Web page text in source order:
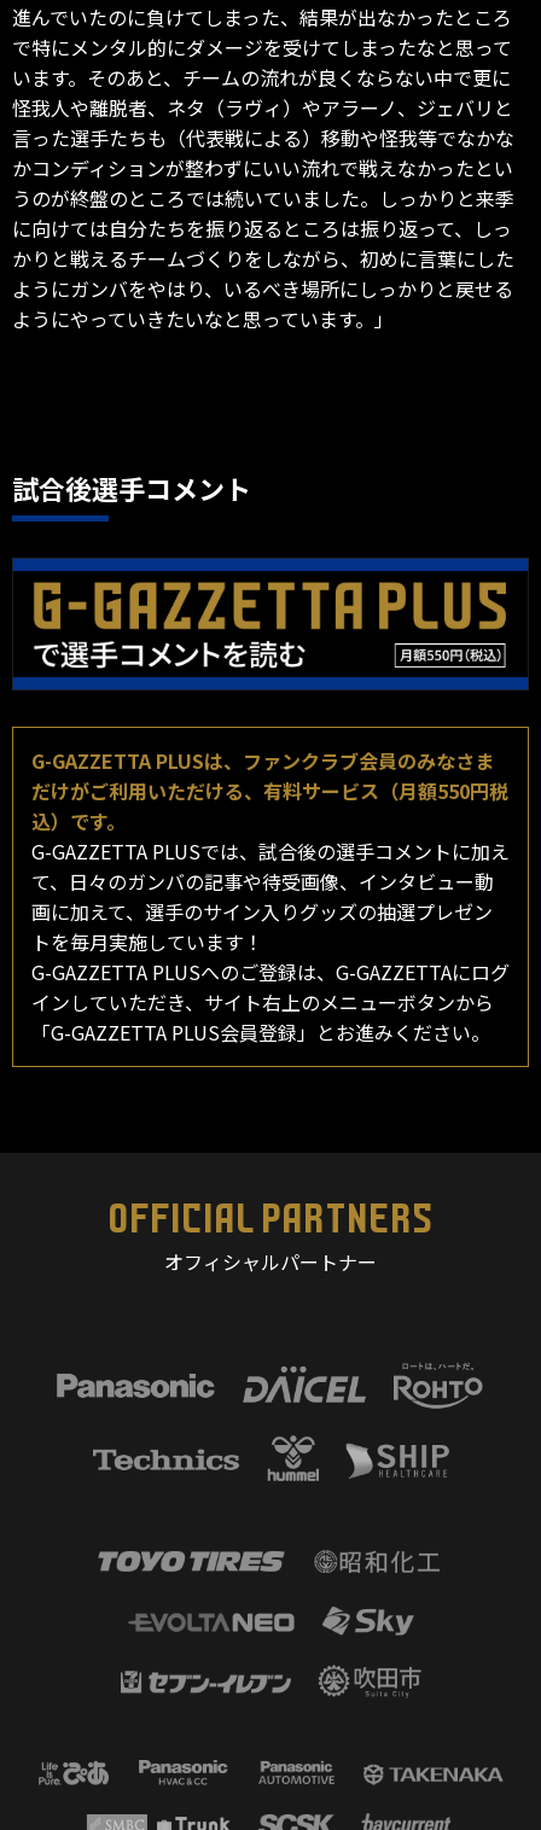
進んでいたのに負けてしまった、結果が出なかったところ
で特にメンタル的にダメージを受けてしまったなと思って
います。そのあと、チームの流れが良くならない中で更に
怪我人や離脱者、ネタ（ラヴィ）やアラーノ、ジェバリと
言った選手たちも（代表戦による）移動や怪我等でなかな
かコンディションが整わずにいい流れで戦えなかったとい
うのが終盤のところでは続いていました。しっかりと来季
に向けては自分たちを振り返るところは振り返って、しっ
かりと戦えるチームづくりをしながら、初めに言葉にした
ようにガンバをやはり、いるべき場所にしっかりと戻せる
ようにやっていきたいなと思っています。」
試合後選手コメント
G-GAZZETTA PLUSは、ファンクラブ会員のみなさま
だけがご利用いただける、有料サービス（月額550円税
込）です。
G-GAZZETTA PLUSでは、試合後の選手コメントに加え
て、日々のガンバの記事や待受画像、インタビュー動
画に加えて、選手のサイン入りグッズの抽選プレゼン
トを毎月実施しています！
G-GAZZETTA PLUSへのご登録は、G-GAZZETTAにログ
インしていただき、サイト右上のメニューボタンから
「G-GAZZETTA PLUS会員登録」とお進みください。
OFFICIAL PARTNERS
オフィシャルパートナー